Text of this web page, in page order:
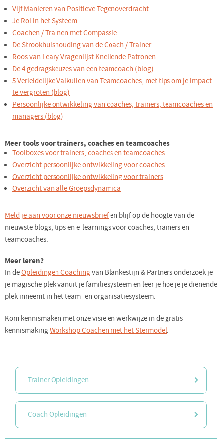
Vijf Manieren van Positieve Tegenoverdracht
Je Rol in het Systeem
Coachen / Trainen met Compassie
De Strookhuishouding van de Coach / Trainer
Roos van Leary Vragenlijst Knellende Patronen
De 4 gedragskeuzes van een teamcoach (blog)
5 Verleidelijke Valkuilen van Teamcoaches, met tips om je impact
te vergroten (blog)
Persoonlijke ontwikkeling van coaches, trainers, teamcoaches en
managers (blog)
Meer tools voor trainers, coaches en teamcoaches
Toolboxes voor trainers, coaches en teamcoaches
Overzicht persoonlijke ontwikkeling voor coaches
Overzicht persoonlijke ontwikkeling voor trainers
Overzicht van alle Groepsdynamica
Meld je aan voor onze nieuwsbriefen blijf op de hoogte van de
nieuwste blogs, tips en e-learnings voor coaches, trainers en
teamcoaches.
Meer leren?
In deOpleidingen Coachingvan Blankestijn & Partners onderzoek je
je magische plek vanuit je familiesysteem en leer je hoe je je dienende
plek inneemt in het team- en organisatiesysteem.
Kom kennismaken met onze visie en werkwijze in de gratis
kennismakingWorkshop Coachen met het Stermodel.
Trainer Opleidingen
Coach Opleidingen